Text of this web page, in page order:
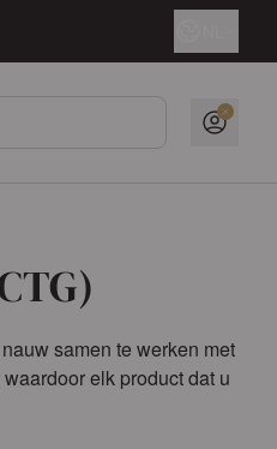
samen te werken met
elk product dat u